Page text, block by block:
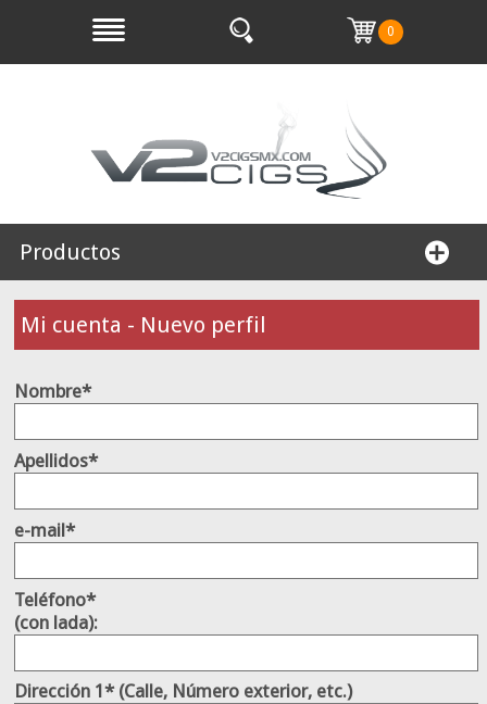
0
Productos
Mi cuenta - Nuevo perfil
Nombre*
Apellidos*
e-mail*
Teléfono*
(con lada):
Dirección 1* (Calle, Número exterior, etc.)